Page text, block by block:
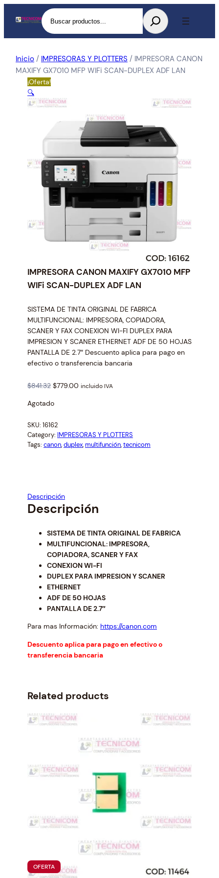
Buscar
Inicio / IMPRESORAS Y PLOTTERS / IMPRESORA CANON
MAXIFY GX7010 MFP WIFi SCAN-DUPLEX ADF LAN
¡Oferta!
🔍
IMPRESORA CANON MAXIFY GX7010 MFP
WIFi SCAN-DUPLEX ADF LAN
SISTEMA DE TINTA ORIGINAL DE FABRICA
MULTIFUNCIONAL: IMPRESORA, COPIADORA,
SCANER Y FAX CONEXION WI-FI DUPLEX PARA
IMPRESION Y SCANER ETHERNET ADF DE 50 HOJAS
PANTALLA DE 2.7″ Descuento aplica para pago en
efectivo o transferencia bancaria
$841.32 O
i
i
n
a
e
a
s
:
$
8
4
1
.
.
$779.00 C
n
t
e
i
:
$
7
7
9
.
0
0
incluido IVA
Agotado
SKU: 16162
Category: IMPRESORAS Y PLOTTERS
Tags: canon, duplex, multifunción, tecnicom
Descripción
Descripción
SISTEMA DE TINTA ORIGINAL DE FABRICA
MULTIFUNCIONAL: IMPRESORA,
COPIADORA, SCANER Y FAX
CONEXION WI-FI
DUPLEX PARA IMPRESION Y SCANER
ETHERNET
ADF DE 50 HOJAS
PANTALLA DE 2.7″
Para mas Información: https://canon.com
Descuento aplica para pago en efectivo o
transferencia bancaria
Related products
OFERTAPRODUCTO
EN